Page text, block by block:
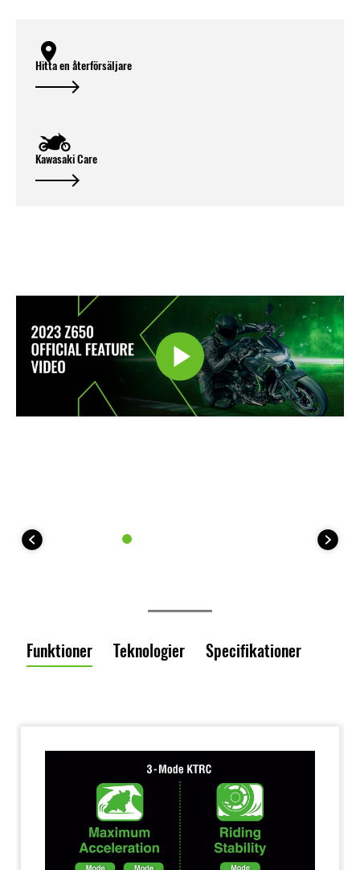
Hitta en återförsäljare
Kawasaki Care
Funktioner Teknologier Specifikationer